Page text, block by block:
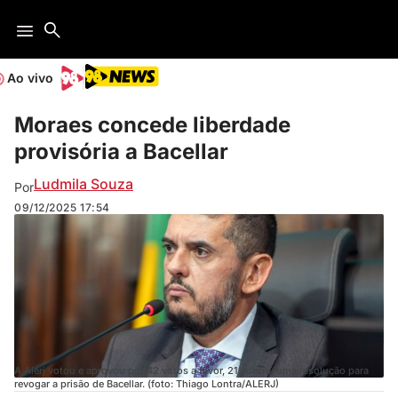
Ao vivo
Moraes concede liberdade
provisória a Bacellar
PorLudmila Souza
09/12/2025 17:54
A Alerj votou e aprovou por 42 votos a favor, 21 contra, uma resolução para
revogar a prisão de Bacellar. (foto: Thiago Lontra/ALERJ)